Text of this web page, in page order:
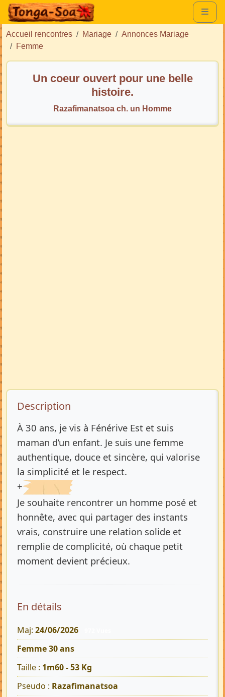
Accueil rencontres Mariage
Annonces Mariage
Femme
Un coeur ouvert pour une belle
histoire.
Razafimanatsoa ch. un Homme
Description de l’annonce
Description
À 30 ans, je vis à Fénérive Est et suis
maman d’un enfant. Je suis une femme
authentique, douce et sincère, qui valorise
la simplicité et le respect.
+
Je souhaite rencontrer un homme posé et
honnête, avec qui partager des instants
vrais, construire une relation solide et
remplie de complicité, où chaque petit
moment devient précieux.
En détails
Maj: 24/06/2026
Femme 30 ans
Taille : 1m60 - 53 Kg
Pseudo : Razafimanatsoa